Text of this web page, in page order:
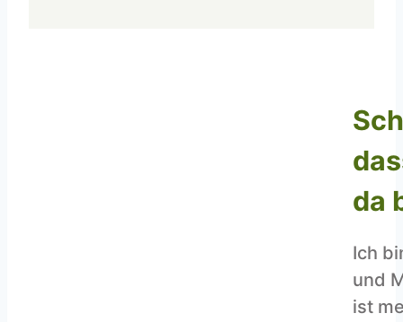
da
Ich
und
ist